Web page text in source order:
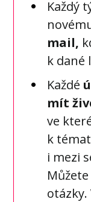
Každý
mail,
k dané
Každé
mít
ve
k
i mezi